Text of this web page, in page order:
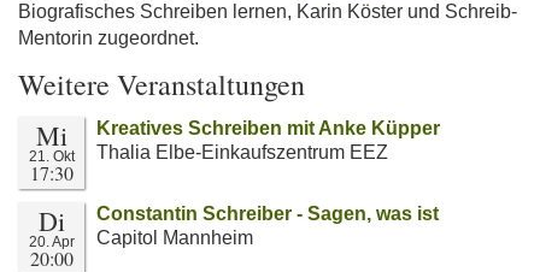
Biografisches Schreiben lernen, Karin Köster und Schreib-
Mentorin zugeordnet.
Weitere Veranstaltungen
Mi
21. Okt
17:30
Kreatives Schreiben mit Anke Küpper
Thalia Elbe-Einkaufszentrum EEZ
Di
20. Apr
20:00
Constantin Schreiber - Sagen, was ist
Capitol Mannheim